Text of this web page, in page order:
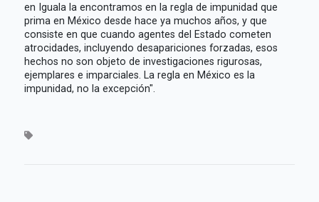
en Iguala la encontramos en la regla de impunidad que
prima en México desde hace ya muchos años, y que
consiste en que cuando agentes del Estado cometen
atrocidades, incluyendo desapariciones forzadas, esos
hechos no son objeto de investigaciones rigurosas,
ejemplares e imparciales. La regla en México es la
impunidad, no la excepción".